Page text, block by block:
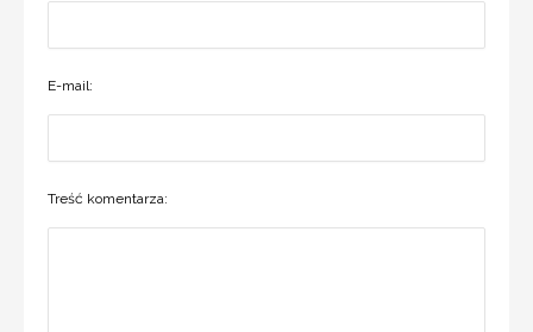
E-mail:
Treść komentarza: